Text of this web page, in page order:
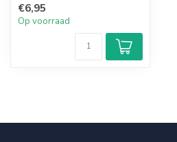
kleur afgeef...
€6,95
Op voorraad